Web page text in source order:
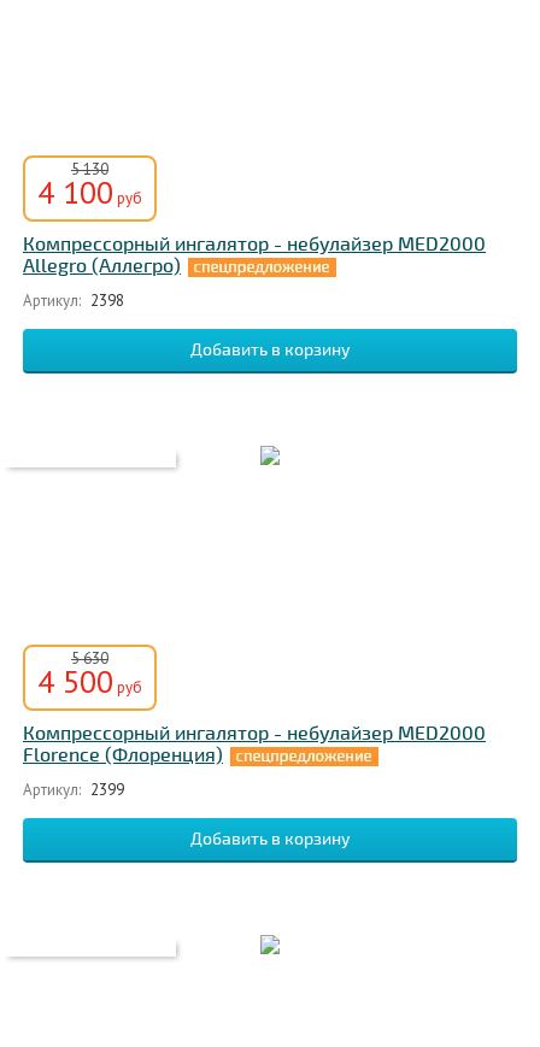
5 130
4 100 руб
Компрессорный ингалятор - небулайзер MED2000
Allegro (Аллегро)
Артикул: 2398
5 630
4 500 руб
Компрессорный ингалятор - небулайзер MED2000
Florence (Флоренция)
Артикул: 2399